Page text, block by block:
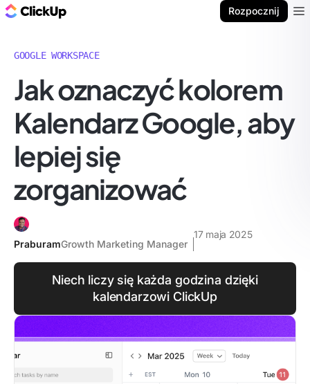
Rozpocznij
GOOGLE WORKSPACE
Jak oznaczyć kolorem
Kalendarz Google, aby
lepiej się
zorganizować
PraburamGrowth Marketing Manager
17 maja 2025
Niech liczy się każda godzina dzięki
kalendarzowi ClickUp